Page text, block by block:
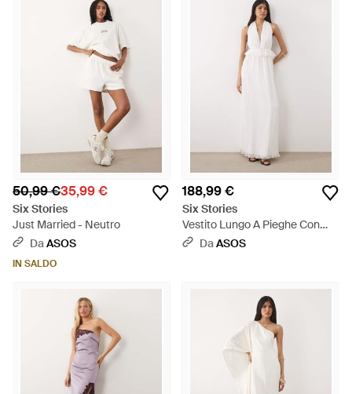
50,99 €35,99 €
Six Stories
Just Married - Neutro
DaASOS
IN SALDO
188,99 €
Six Stories
Vestito Lungo A Pieghe Con
Scollo Profondo E Volant -
DaASOS